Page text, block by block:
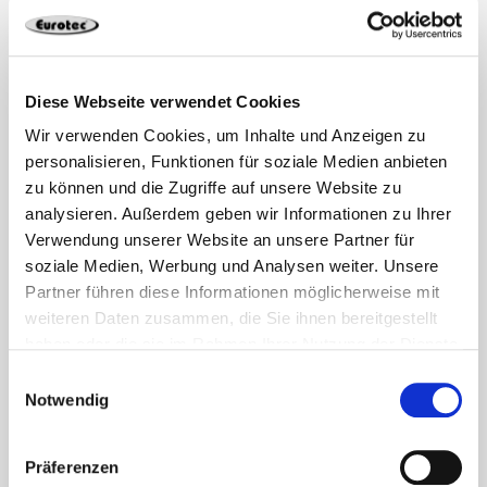
Diese Webseite verwendet Cookies
Wir verwenden Cookies, um Inhalte und Anzeigen zu
personalisieren, Funktionen für soziale Medien anbieten
zu können und die Zugriffe auf unsere Website zu
analysieren. Außerdem geben wir Informationen zu Ihrer
Verwendung unserer Website an unsere Partner für
soziale Medien, Werbung und Analysen weiter. Unsere
Partner führen diese Informationen möglicherweise mit
weiteren Daten zusammen, die Sie ihnen bereitgestellt
Notwendig
Präferenzen
nośność.
dostosowany do warunków gruntowych i planowanego
obciążenia, aby zapewnić długotrwałe bezpieczeństwo i
stabilność.
Zalety fundamentów
śrubowych
Kluczową zaletą fundamentów śrubowych jest ich
wszechstronność. Można je stosować w różnych
porównaniu z tradycyjnymi fundamentami
zrealizować znacznie szybciej.